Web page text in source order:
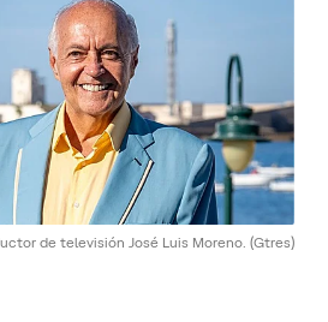
de televisión José Luis Moreno. (Gtres)